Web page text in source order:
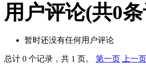
用户评论(共0
暂时还没有任何用户评论
总计 0 个记录，共 1 页。 第一页 上一页